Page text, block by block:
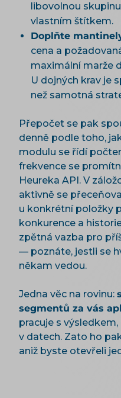
libovolnou
vlastním štítkem.
Doplňte
cena a
maximální marže
U dojných krav je
než samotná
Přepočet se pak
denně podle toho,
modulu se řídí
frekvence se
Heureka API. V
aktivně se
u konkrétní položky
konkurence a
zpětná vazba pro
— poznáte, jestli se
někam vedou.
Jedna věc na rovinu:
segmentů za vás
pracuje s
v datech. Zato ho
aniž byste otevřeli